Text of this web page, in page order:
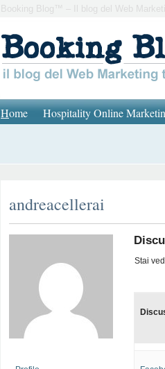
Booking Blog™ – Il blog del Web
Home Hospitality Online
andreacellerai
Stai